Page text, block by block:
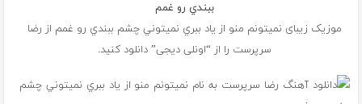
ببندي رو غمم
موزیک زیبای نميتونم منو از ياد ببري نميتوني چشم ببندي رو غمم از رضا
سرپرست را از “اونلی دیجی” دانلود کنید.